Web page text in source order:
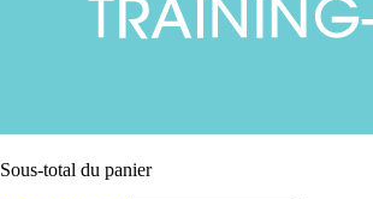
Sous-total du panier